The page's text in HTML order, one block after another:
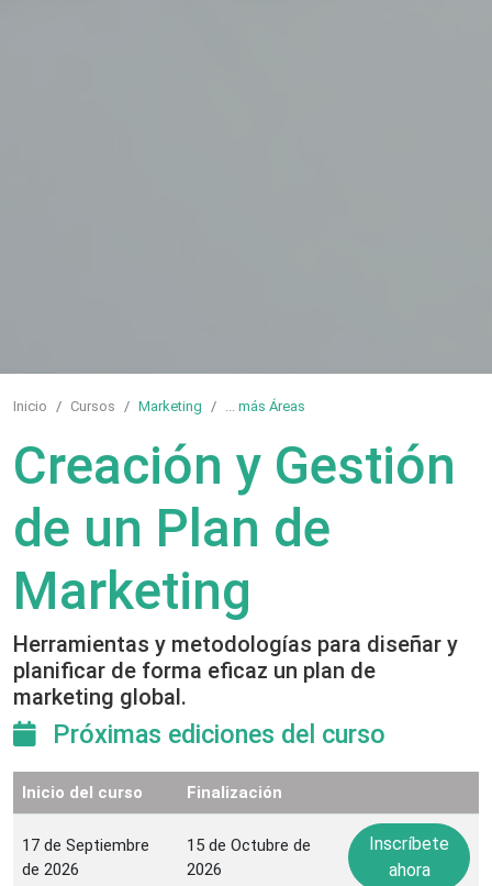
Inicio Cursos Marketing más Áreas
Creación y Gestión
de un Plan de
Marketing
Herramientas y metodologías para diseñar y
planificar de forma eficaz un plan de
marketing global.
Próximas ediciones del curso
Inicio del curso Finalización
17 de Septiembre
de 2026
15 de Octubre de
2026
Inscríbete
ahora